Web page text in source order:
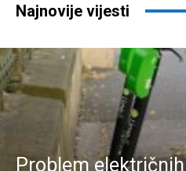
Najnovije vijesti
Problem